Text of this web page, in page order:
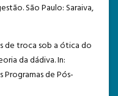
São Paulo: Saraiva,
de troca sob a ótica do
da dádiva. In:
de Pós-